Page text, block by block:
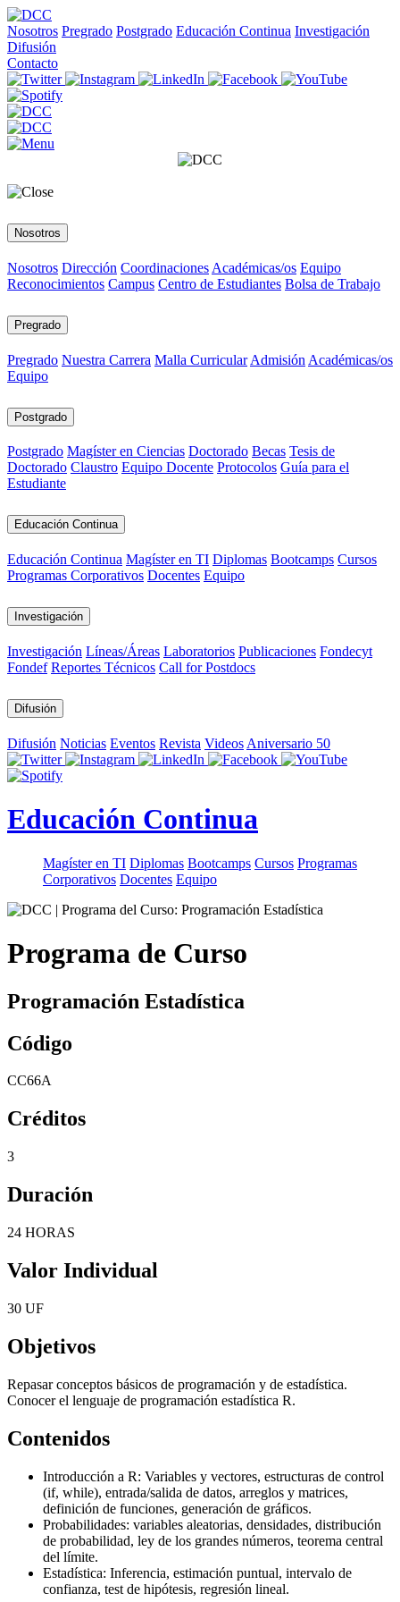
Nosotros Pregrado Postgrado Educación Continua Investigación
Difusión
Contacto
Nosotros
Nosotros Dirección Coordinaciones Académicas/os Equipo
Reconocimientos Campus Centro de Estudiantes Bolsa de Trabajo
Pregrado
Pregrado Nuestra Carrera Malla Curricular Admisión Académicas/os
Equipo
Postgrado
Postgrado Magíster en Ciencias Doctorado Becas Tesis de
Doctorado Claustro Equipo Docente Protocolos Guía para el
Estudiante
Educación Continua
Educación Continua Magíster en TI Diplomas Bootcamps Cursos
Programas Corporativos Docentes Equipo
Investigación
Investigación Líneas/Áreas Laboratorios Publicaciones Fondecyt
Fondef Reportes Técnicos Call for Postdocs
Difusión
Difusión Noticias Eventos Revista Videos Aniversario 50
Educación Continua
Magíster en TI Diplomas Bootcamps Cursos Programas
Corporativos Docentes Equipo
Programa de Curso
Programación Estadística
Código
CC66A
Créditos
3
Duración
24 HORAS
Valor Individual
30 UF
Objetivos
Repasar conceptos básicos de programación y de estadística.
Conocer el lenguaje de programación estadística R.
Contenidos
Introducción a R: Variables y vectores, estructuras de control
(if, while), entrada/salida de datos, arreglos y matrices,
definición de funciones, generación de gráficos.
Probabilidades: variables aleatorias, densidades, distribución
de probabilidad, ley de los grandes números, teorema central
del límite.
Estadística: Inferencia, estimación puntual, intervalo de
confianza, test de hipótesis, regresión lineal.